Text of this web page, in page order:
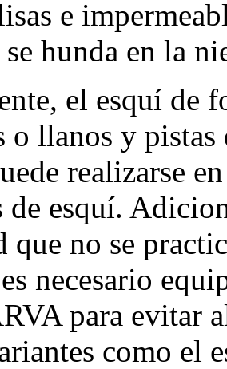
e
hunda en la
el esquí de
o llanos y
realizarse
de esquí.
que no se
necesario
para evitar
como el